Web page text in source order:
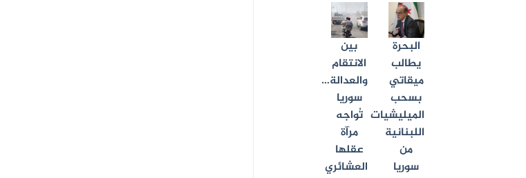
البحرة
يطالب
ميقاتي
بسحب
الميليشيات
اللبنانية
من
سوريا
بين
الانتقام
والعدالة…
سوريا
تُواجه
مرآة
عقلها
العشائري